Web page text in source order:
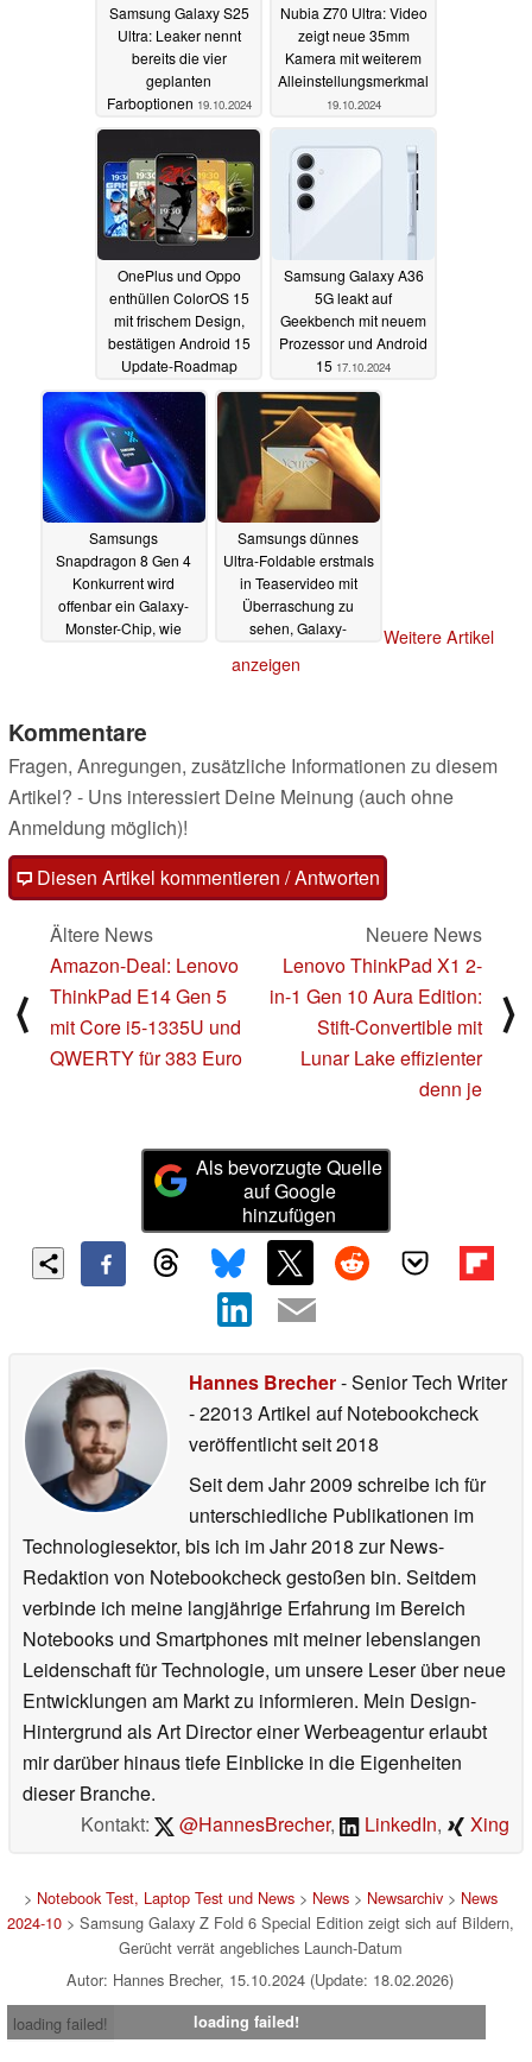
Samsung Galaxy S25
Ultra: Leaker nennt
bereits die vier
geplanten
Farboptionen 19.10.2024
Nubia Z70 Ultra: Video
zeigt neue 35mm
Kamera mit weiterem
Alleinstellungsmerkmal
19.10.2024
OnePlus und Oppo
enthüllen ColorOS 15
mit frischem Design,
bestätigen Android 15
Update-Roadmap
17.10.2024
Samsung Galaxy A36
5G leakt auf
Geekbench mit neuem
Prozessor und Android
15 17.10.2024
Samsungs
Snapdragon 8 Gen 4
Konkurrent wird
offenbar ein Galaxy-
Monster-Chip, wie
Samsungs dünnes
Ultra-Foldable erstmals
in Teaservideo mit
Überraschung zu
sehen, Galaxy-
17.10.2024
Weitere Artikel
anzeigen
Kommentare
Fragen, Anregungen, zusätzliche Informationen zu diesem
Artikel? - Uns interessiert Deine Meinung (auch ohne
Anmeldung möglich)!
Diesen Artikel kommentieren / Antworten
⟨
Ältere News
Amazon-Deal: Lenovo
ThinkPad E14 Gen 5
mit Core i5-1335U und
QWERTY für 383 Euro
Neuere News
Lenovo ThinkPad X1 2-
in-1 Gen 10 Aura Edition:
Stift-Convertible mit
Lunar Lake effizienter
denn je
⟩
Als bevorzugte Quelle
auf Google
hinzufügen
Hannes Brecher- Senior Tech Writer
- 22013 Artikel auf Notebookcheck
veröffentlichtseit 2018
Seit dem Jahr 2009 schreibe ich für
unterschiedliche Publikationen im
Technologiesektor, bis ich im Jahr 2018 zur News-
Redaktion von Notebookcheck gestoßen bin. Seitdem
verbinde ich meine langjährige Erfahrung im Bereich
Notebooks und Smartphones mit meiner lebenslangen
Leidenschaft für Technologie, um unsere Leser über neue
Entwicklungen am Markt zu informieren. Mein Design-
Hintergrund als Art Director einer Werbeagentur erlaubt
mir darüber hinaus tiefe Einblicke in die Eigenheiten
dieser Branche.
Kontakt:
@HannesBrecher, LinkedIn, Xing
> Notebook Test, Laptop Test und News> News> Newsarchiv> News
2024-10> Samsung Galaxy Z Fold 6 Special Edition zeigt sich auf Bildern,
Gerücht verrät angebliches Launch-Datum
Autor: Hannes Brecher, 15.10.2024 (Update: 18.02.2026)
loading failed!
loading failed!